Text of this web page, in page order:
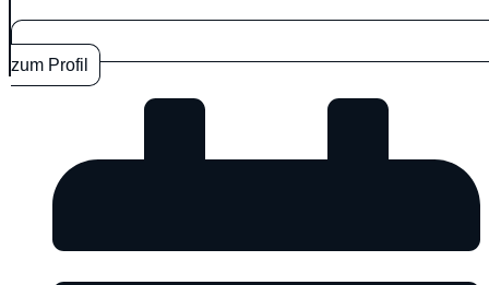
zum Profil